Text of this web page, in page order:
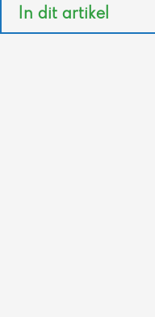
In dit artikel